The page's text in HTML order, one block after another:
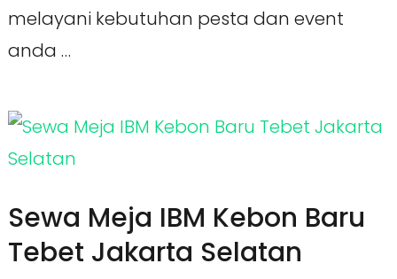
melayani kebutuhan pesta dan event
anda …
Sewa Meja IBM Kebon Baru
Tebet Jakarta Selatan